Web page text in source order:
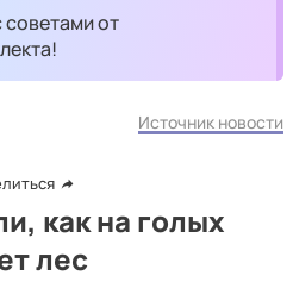
советами от
Источник новости
как на голых
лес